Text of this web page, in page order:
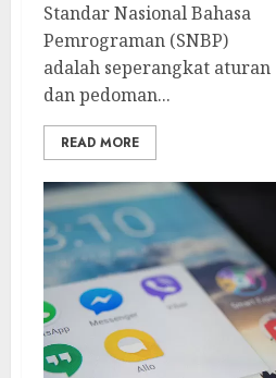
Standar Nasional Bahasa
Pemrograman (SNBP)
adalah seperangkat aturan
dan pedoman...
READ MORE